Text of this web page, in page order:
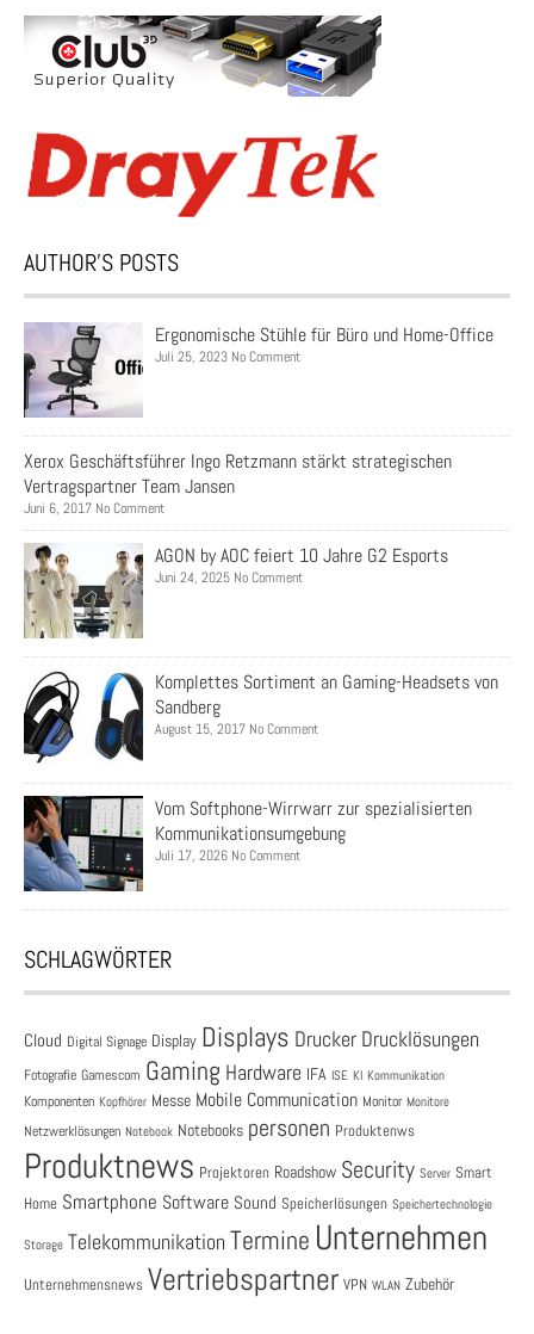
AUTHOR’S POSTS
Ergonomische Stühle für Büro und Home-Office
Juli 25, 2023 No Comment
Xerox Geschäftsführer Ingo Retzmann stärkt strategischen
Vertragspartner Team Jansen
Juni 6, 2017 No Comment
AGON by AOC feiert 10 Jahre G2 Esports
Juni 24, 2025 No Comment
Komplettes Sortiment an Gaming-Headsets von
Sandberg
August 15, 2017 No Comment
Vom Softphone-Wirrwarr zur spezialisierten
Kommunikationsumgebung
Juli 17, 2026 No Comment
SCHLAGWÖRTER
Cloud Digital Signage Display Displays Drucker Drucklösungen
Fotografie Gamescom Gaming Hardware IFA ISE KI Kommunikation
Komponenten Kopfhörer Messe Mobile Communication Monitor Monitore
Netzwerklösungen Notebook Notebooks personen Produktenws
Produktnews Projektoren Roadshow Security Server Smart
Home Smartphone Software Sound Speicherlösungen Speichertechnologie
Storage Telekommunikation Termine Unternehmen
Unternehmensnews Vertriebspartner VPN WLAN Zubehör